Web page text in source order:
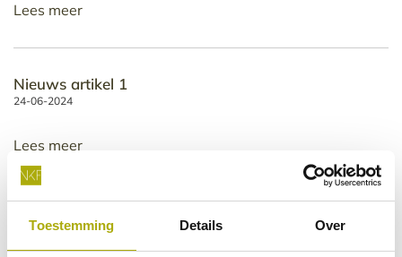
Toestemming Details Over
Lees meer
Nieuws artikel 1
24-06-2024
Lees meer
Hulp nodig, of vragen?